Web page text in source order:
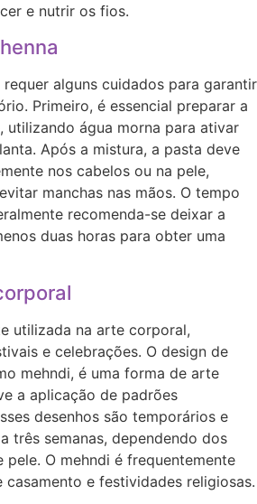
e nutrir os fios.
alguns cuidados para garantir
Primeiro, é essencial preparar a
utilizando água morna para ativar
Após a mistura, a pasta deve
nos cabelos ou na pele,
manchas nas mãos. O tempo
recomenda-se deixar a
duas horas para obter uma
utilizada na arte corporal,
e celebrações. O design de
mehndi, é uma forma de arte
a aplicação de padrões
desenhos são temporários e
três semanas, dependendo dos
O mehndi é frequentemente
e festividades religiosas.